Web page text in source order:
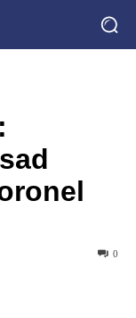
0